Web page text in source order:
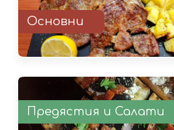
Основни
Предястия и Салати